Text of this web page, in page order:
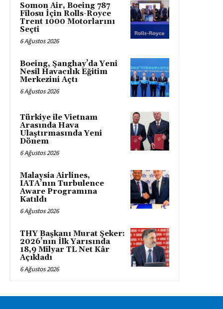
Somon Air, Boeing 787
Filosu İçin Rolls-Royce
Trent 1000 Motorlarını
Seçti
6 Ağustos 2026
Boeing, Şanghay’da Yeni
Nesil Havacılık Eğitim
Merkezini Açtı
6 Ağustos 2026
Türkiye ile Vietnam
Arasında Hava
Ulaştırmasında Yeni
Dönem
6 Ağustos 2026
Malaysia Airlines,
IATA’nın Turbulence
Aware Programına
Katıldı
6 Ağustos 2026
THY Başkanı Murat Şeker:
2026’nın İlk Yarısında
18,9 Milyar TL Net Kâr
Açıkladı
6 Ağustos 2026